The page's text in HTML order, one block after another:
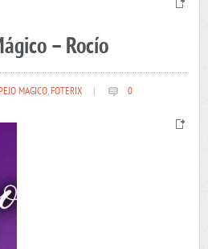
– Rocío
MAGICO,FOTERIX 0